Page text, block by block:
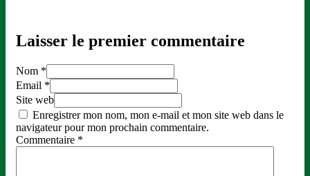
Laisser le premier commentaire
Nom *
Email *
Site web
Enregistrer mon nom, mon e-mail et mon site web dans le
navigateur pour mon prochain commentaire.
Commentaire *